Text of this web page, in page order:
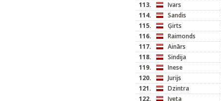
113.
Ivars
114.
Sandis
115.
Ģirts
116.
Raimonds
117.
Ainārs
118.
Sindija
119.
Inese
120.
Jurijs
121.
Dzintra
122.
Iveta